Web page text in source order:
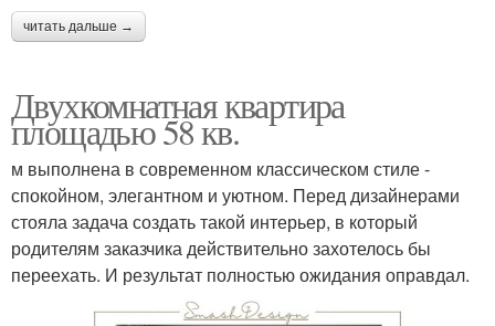
читать дальше →
Двухкомнатная квартира
площадью 58 кв.
м выполнена в современном классическом стиле -
спокойном, элегантном и уютном. Перед дизайнерами
стояла задача создать такой интерьер, в который
родителям заказчика действительно захотелось бы
переехать. И результат полностью ожидания оправдал.